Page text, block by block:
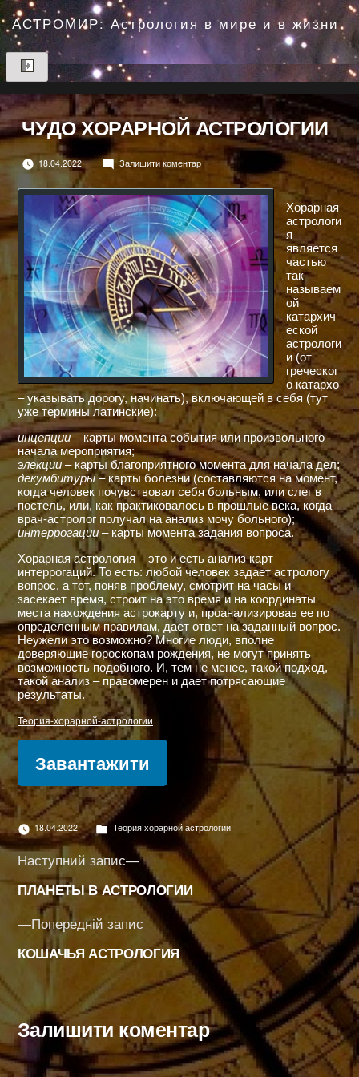
Перейти
до
вмісту
АСТРОМИР: Астрология в мире и в жизни
ЧУДО ХОРАРНОЙ АСТРОЛОГИИ
18.04.2022 Залишити коментардо
ХОРАРНОЙ
АСТРОЛОГИИ
Хорарная
астрологи
я
является
частью
так
называем
ой
катархич
еской
астрологи
и (от
греческог
о катархо
– указывать дорогу, начинать), включающей в себя (тут
уже термины латинские):
инцепции– карты момента события или произвольного
начала мероприятия;
элекции – карты благоприятного момента для начала дел;
декумбитуры– карты болезни (составляются на момент,
когда человек почувствовал себя больным, или слег в
постель, или, как практиковалось в прошлые века, когда
врач-астролог получал на анализ мочу больного);
интеррогации – карты момента задания вопроса.
Хорарная астрология – это и есть анализ карт
интеррогаций. То есть: любой человек задает астрологу
вопрос, а тот, поняв проблему, смотрит на часы и
засекает время, строит на это время и на координаты
места нахождения астрокарту и, проанализировав ее по
определенным правилам, дает ответ на заданный вопрос.
Неужели это возможно? Многие люди, вполне
доверяющие гороскопам рождения, не могут принять
возможность подобного. И, тем не менее, такой подход,
такой анализ – правомерен и дает потрясающие
результаты.
Теория-хорарной-астрологии
Завантажити
18.04.2022
Опубліковано
Теория хорарной астрологии
Навігація
записів
Попередній запис Попередній
запис:
КОШАЧЬЯ АСТРОЛОГИЯ
Наступний запис
Наступний
запис:
ПЛАНЕТЫ В АСТРОЛОГИИ
Залишити коментар